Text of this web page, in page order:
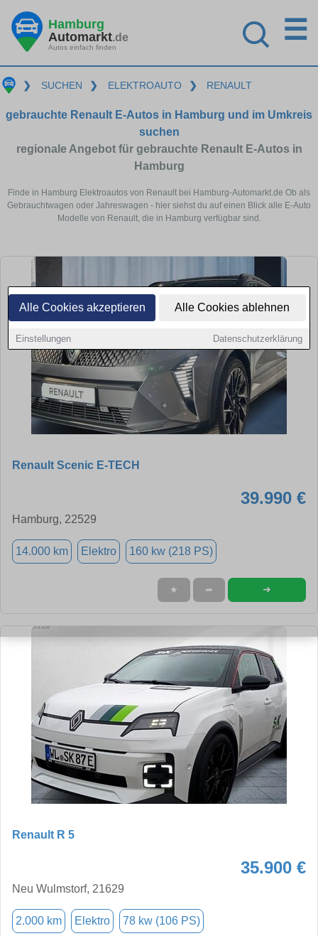
Alle Cookies akzeptieren Alle Cookies ablehnen
Einstellungen Datenschutzerklärung
Hamburg
Automarkt.de
Autos einfach finden
☰
❯ SUCHEN ❯ ELEKTROAUTO ❯ RENAULT
gebrauchte Renault E-Autos in Hamburg und im Umkreis
suchen
regionale Angebot für gebrauchte Renault E-Autos in
Hamburg
Finde in Hamburg Elektroautos von Renault bei Hamburg-Automarkt.de Ob als
Gebrauchtwagen oder Jahreswagen - hier siehst du auf einen Blick alle E-Auto
Modelle von Renault, die in Hamburg verfügbar sind.
Renault Scenic E-TECH
39.990 €
Hamburg, 22529
14.000 km Elektro 160 kw (218 PS)
★ ➦ ➜
Renault R 5
35.900 €
Neu Wulmstorf, 21629
2.000 km Elektro 78 kw (106 PS)